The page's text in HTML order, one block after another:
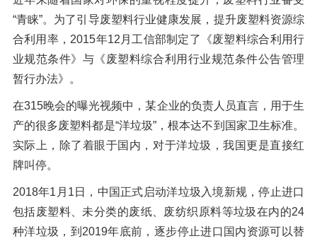
“青睐”。为了引导废塑料行业健康发展，提升废塑料资源综
合利用率，2015年12月工信部制定了《废塑料综合利用行
业规范条件》与《废塑料综合利用行业规范条件公告管理
暂行办法》。
在315晚会的曝光视频中，某企业的负责人员直言，用于生
产的很多废塑料都是“洋垃圾”，根本达不到国家卫生标准。
实际上，除了着眼于国内，对于洋垃圾，我国更是直接红
牌叫停。
2018年1月1日，中国正式启动洋垃圾入境新规，停止进口
包括废塑料、未分类的废纸、废纺织原料等垃圾在内的24
种洋垃圾，到2019年底前，逐步停止进口国内资源可以替